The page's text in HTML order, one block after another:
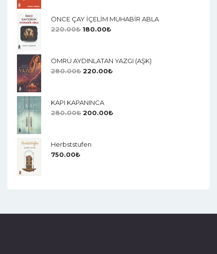
ÖNCE ÇAY İÇELİM MUHABİR ABLA
220.00₺ 180.00₺
ÖMRÜ AYDINLATAN YAZGI (AŞK)
280.00₺220.00₺
KAPI KAPANINCA
280.00₺200.00₺
Herbststufen
750.00₺